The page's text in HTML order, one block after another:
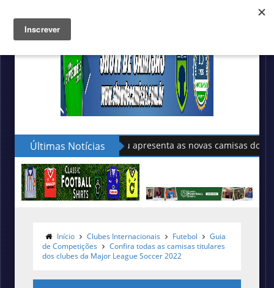
Últimas NotíciasSudu apresenta as novas camisas do País de Gales
Início Clubes Internacionais Futebol
Guia
de Competições
Confira todas as camisas titulares
dos clubes da Major League Soccer 2022